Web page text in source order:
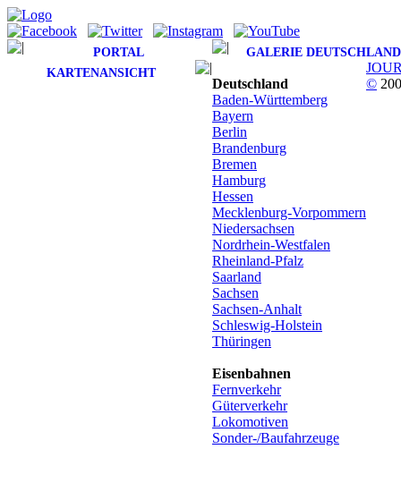
PORTAL
GALERIE DEUTSCHLAND
KARTENANSICHT
Deutschland
Baden-Württemberg
Bayern
Berlin
Brandenburg
Bremen
Hamburg
Hessen
Mecklenburg-Vorpommern
Niedersachsen
Nordrhein-Westfalen
Rheinland-Pfalz
Saarland
Sachsen
Sachsen-Anhalt
Schleswig-Holstein
Thüringen
Eisenbahnen
Fernverkehr
Güterverkehr
Lokomotiven
Sonder-/Baufahrzeuge
©